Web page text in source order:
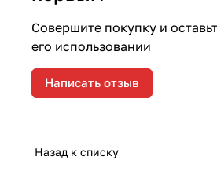
Совершите покупку и
его использовании
Написать отзыв
Назад к списку